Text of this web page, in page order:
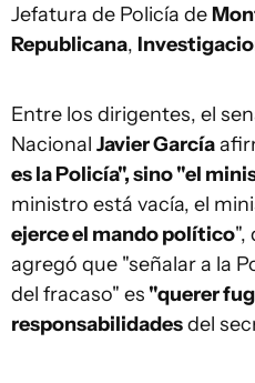
Jefatura de Policía de
Republicana,
Entre los dirigentes, el
Nacional Javier García
es la Policía", sino "el
ministro está vacía, el
ejerce el mando político",
agregó que "señalar a la
del fracaso" es "querer
responsabilidadesdel